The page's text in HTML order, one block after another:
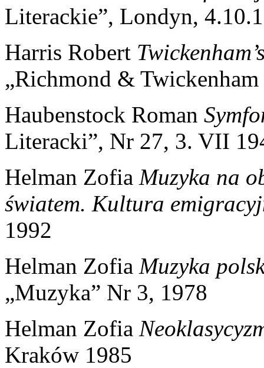
Literackie”, Londyn,
Harris Robert
„Richmond &
Haubenstock Roman
Literacki”, Nr 27, 3. VII
Helman Zofia Muzyka na
światem. Kultura
1992
Helman Zofia Muzyka
„Muzyka” Nr 3, 1978
Helman Zofia
Kraków 1985